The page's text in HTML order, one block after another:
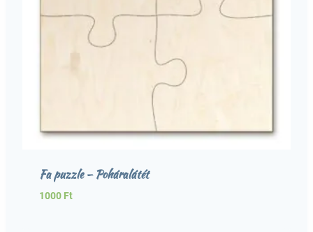
Fa puzzle – Poháralátét
1000 Ft